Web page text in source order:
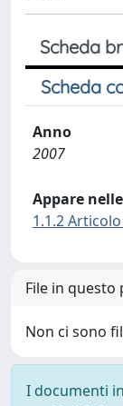
Scheda
Scheda
Anno
2007
Appare
1.1.2
File in
Non ci sono
I documenti